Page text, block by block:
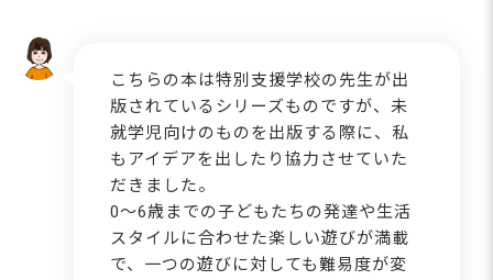
こちらの本は特別⽀援学校の先⽣が出
版されているシリーズものですが、未
就学児向けのものを出版する際に、私
もアイデアを出したり協⼒させていた
だきました。
0～6歳までの⼦どもたちの発達や⽣活
スタイルに合わせた楽しい遊びが満載
で、⼀つの遊びに対しても難易度が変